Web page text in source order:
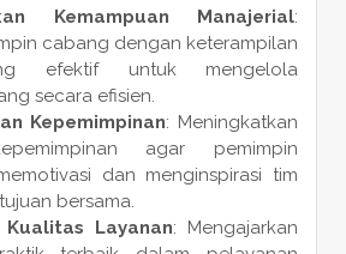
Kemampuan Manajerial:
cabang dengan keterampilan
efektif untuk mengelola
secara efisien.
Kepemimpinan: Meningkatkan
agar pemimpin
dan menginspirasi tim
bersama.
Kualitas Layanan: Mengajarkan